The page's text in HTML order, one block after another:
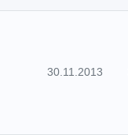
30.11.2013